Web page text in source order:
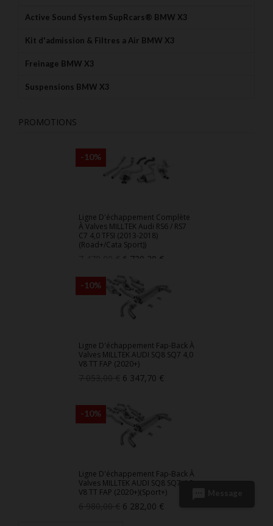
Active Sound System SupRcars® BMW X3
Kit d'admission & Filtres a Air BMW X3
Freinage BMW X3
Suspensions BMW X3
PROMOTIONS
Ligne D'échappement Complète
À Valves MILLTEK Audi RS6 / RS7
C7 4,0 TFSI (2013-2018)
(Road+/Cata Sport))
base
Prix
6 730,20 €
-10%
Ligne D'échappement Fap-Back À
Valves MILLTEK AUDI SQ8 SQ7 4,0
V8 TT FAP (2020+)
Prix
6 347,70 €
-10%
Ligne D'échappement Fap-Back À
Valves MILLTEK AUDI SQ8 SQ7 4,0
V8 TT FAP (2020+)(Sport+)
Prix
6 282,00 €
-10%